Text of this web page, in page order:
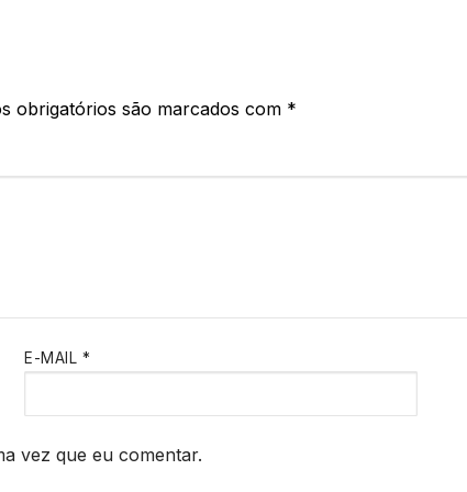
obrigatórios são marcados com *
E-MAIL *
vez que eu comentar.